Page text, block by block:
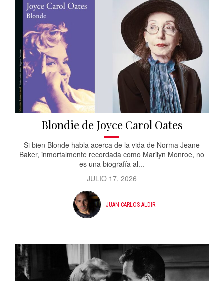
Blondie de Joyce Carol Oates
Si bien Blonde habla acerca de la vida de Norma Jeane
Baker, inmortalmente recordada como Marilyn Monroe, no
es una biografía al...
JULIO 17, 2026
JUAN CARLOS ALDIR